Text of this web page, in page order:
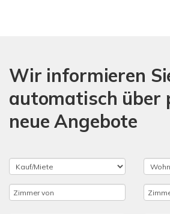
Wir informieren
automatisch über
neue Angebote